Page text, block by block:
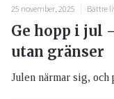
25 november, 2025 Bättre
Ge hopp i jul
utan gränser
Julen närmar sig,